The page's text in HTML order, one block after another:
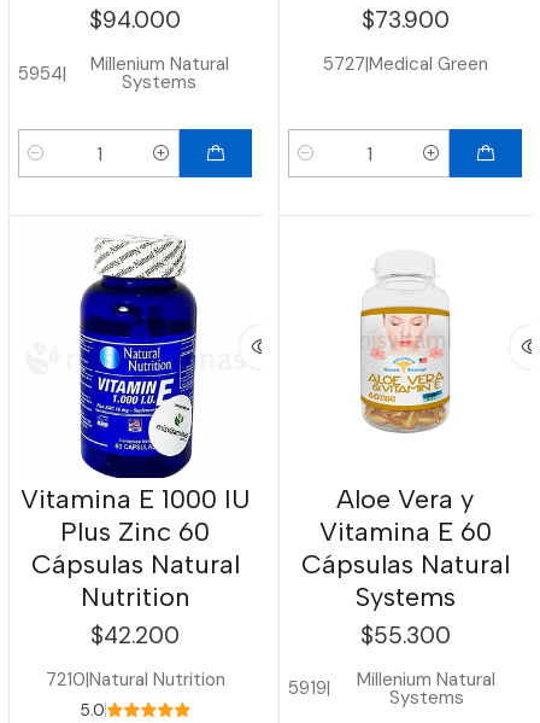
$94.000
5954| Millenium Natural
Systems
Cantidad
$73.900
5727|Medical Green
Cantidad
Vitamina E 1000 IU
Plus Zinc 60
Cápsulas Natural
Nutrition
$42.200
7210|Natural Nutrition
5.0
Aloe Vera y
Vitamina E 60
Cápsulas Natural
Systems
$55.300
5919| Millenium Natural
Systems